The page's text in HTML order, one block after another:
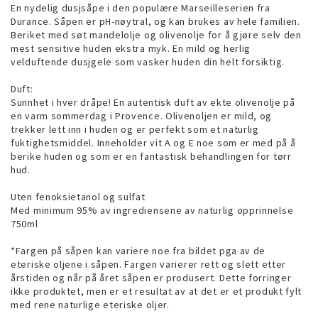
En nydelig dusjsåpe i den populære Marseilleserien fra
Durance. Såpen er pH-nøytral, og kan brukes av hele familien.
Beriket med søt mandelolje og olivenolje for å gjøre selv den
mest sensitive huden ekstra myk. En mild og herlig
velduftende dusjgele som vasker huden din helt forsiktig.
Duft:
Sunnhet i hver dråpe! En autentisk duft av ekte olivenolje på
en varm sommerdag i Provence. Olivenoljen er mild, og
trekker lett inn i huden og er perfekt som et naturlig
fuktighetsmiddel. Inneholder vit A og E noe som er med på å
berike huden og som er en fantastisk behandlingen for tørr
hud.
Uten fenoksietanol og sulfat
Med minimum 95% av ingrediensene av naturlig opprinnelse
750ml
*Fargen på såpen kan variere noe fra bildet pga av de
eteriske oljene i såpen. Fargen varierer rett og slett etter
årstiden og når på året såpen er produsert. Dette forringer
ikke produktet, men er et resultat av at det er et produkt fylt
med rene naturlige eteriske oljer.